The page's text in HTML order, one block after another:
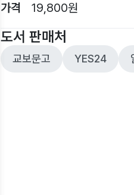
가격
19,800원
도서 판매처
교보문고 YES24